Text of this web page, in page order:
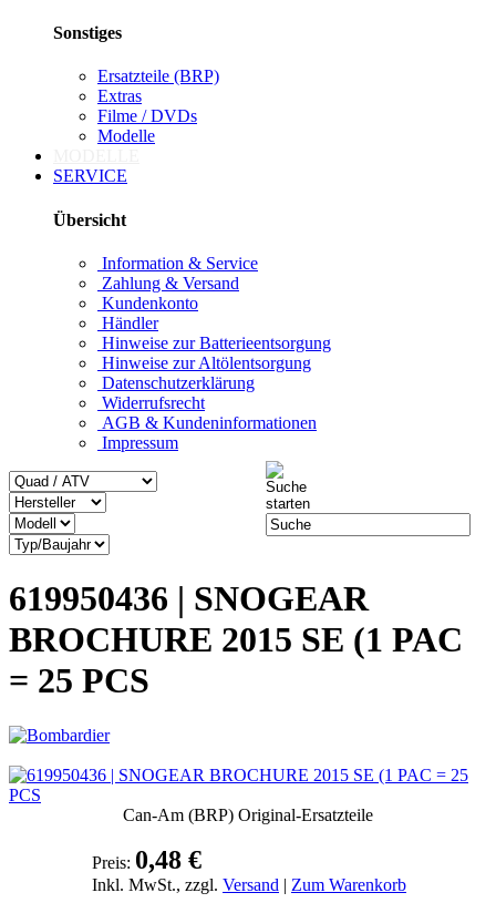
Sonstiges
Ersatzteile (BRP)
Extras
Filme / DVDs
Modelle
SERVICE
Übersicht
Information & Service
Zahlung & Versand
Kundenkonto
Händler
Hinweise zur Batterieentsorgung
Hinweise zur Altölentsorgung
Datenschutzerklärung
Widerrufsrecht
AGB & Kundeninformationen
Impressum
619950436 | SNOGEAR
BROCHURE 2015 SE (1 PAC
= 25 PCS
Can-Am (BRP) Original-Ersatzteile
Preis: 0,48 €
Inkl. MwSt., zzgl. Versand | Zum Warenkorb